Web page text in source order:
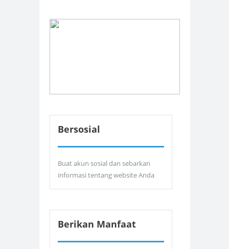
Bersosial
Buat akun sosial dan sebarkan
informasi tentang website Anda
Berikan Manfaat